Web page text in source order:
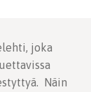
joka
Näin